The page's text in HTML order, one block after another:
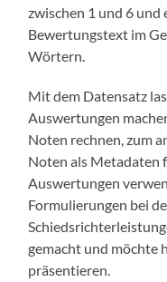
zwischen 1 und 6 und
Bewertungstext im
Wörtern.
Mit dem Datensatz
Auswertungen
Noten rechnen, zum
Noten als Metadaten
Auswertungen
Formulierungen bei
gemacht und möchte
präsentieren.